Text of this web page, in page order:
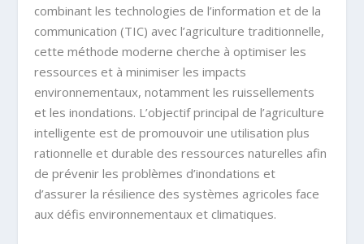
combinant les technologies de l’information et de la
communication (TIC) avec l’agriculture traditionnelle,
cette méthode moderne cherche à optimiser les
ressources et à minimiser les impacts
environnementaux, notamment les ruissellements
et les inondations. L’objectif principal de l’agriculture
intelligente est de promouvoir une utilisation plus
rationnelle et durable des ressources naturelles afin
de prévenir les problèmes d’inondations et
d’assurer la résilience des systèmes agricoles face
aux défis environnementaux et climatiques.